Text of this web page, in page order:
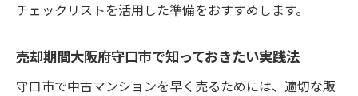
チェックリストを活用した準備をおすすめします。
売却期間大阪府守口市で知っておきたい実践法
守口市で中古マンションを早く売るためには、適切な販